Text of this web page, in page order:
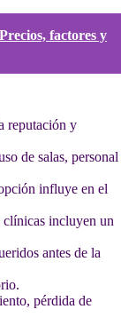
factores y
reputación y
de salas, personal
influye en el
clínicas incluyen un
antes de la
pérdida de